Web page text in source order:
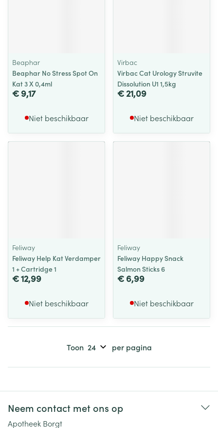
Beaphar
Beaphar No Stress Spot On
Kat 3 X 0,4ml
€ 9,17
Niet beschikbaar
Virbac
Virbac Cat Urology Struvite
Dissolution U1 1,5kg
€ 21,09
Niet beschikbaar
Feliway
Feliway Help Kat Verdamper
1 + Cartridge 1
€ 12,99
Niet beschikbaar
Feliway
Feliway Happy Snack
Salmon Sticks 6
€ 6,99
Niet beschikbaar
Toon per pagina
Neem contact met ons op
Apotheek Borgt